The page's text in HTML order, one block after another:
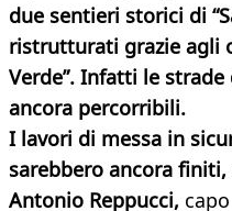
due sentieri storici di
ristrutturati grazie agli
Verde”. Infatti le
ancora percorribili.
I lavori di messa in
sarebbero ancora
Antonio Reppucci,